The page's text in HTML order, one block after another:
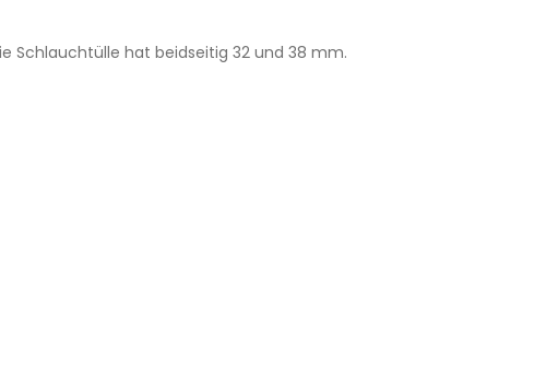
Schlauchtülle hat beidseitig 32 und 38 mm.